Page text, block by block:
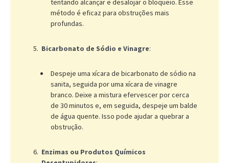
tentando alcançar e desalojar o bloqueio. Esse
método é eficaz para obstruções mais
profundas.
Bicarbonato de Sódio e Vinagre:
Despeje uma xícara de bicarbonato de sódio na
sanita, seguida por uma xícara de vinagre
branco. Deixe a mistura efervescer por cerca
de 30 minutos e, em seguida, despeje um balde
de água quente. Isso pode ajudar a quebrar a
obstrução.
Enzimas ou Produtos Químicos